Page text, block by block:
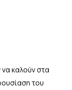
καλούν στα
του